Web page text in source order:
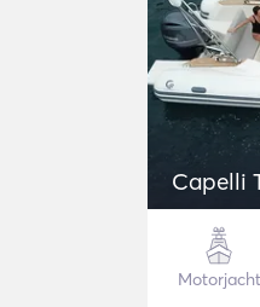
Capelli
Motorjacht